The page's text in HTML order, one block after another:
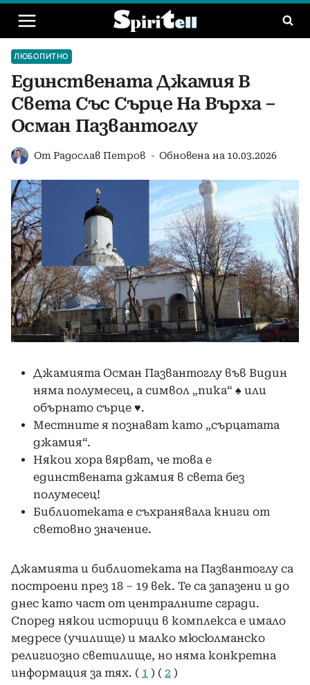
Към
съдържанието
ЛЮБОПИТНО
Единствената Джамия В
Света Със Сърце На Върха –
Осман Пазвантоглу
От Радослав Петров Обновена на 10.03.2026
Джамията Осман Пазвантоглу във Видин
няма полумесец, а символ „пика“ ♠ или
обърнато сърце ♥.
Местните я познават като „сърцатата
джамия“.
Някои хора вярват, че това е
единствената джамия в света без
полумесец!
Библиотеката е съхранявала книги от
световно значение.
Джамията и библиотеката на Пазвантоглу са
построени през 18 – 19 век. Те са запазени и до
днес като част от централните сгради.
Според някои историци в комплекса е имало
медресе (училище) и малко мюсюлманско
религиозно светилище, но няма конкретна
информация за тях. ( 1 ) ( 2 )